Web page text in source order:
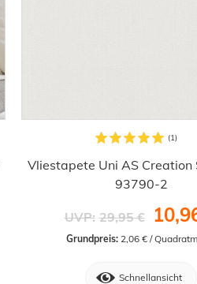
Vliestapete Uni AS Creation
93790-2
UVP: 29,95 €
Grundpreis: 2,06 € /
Schnellansicht